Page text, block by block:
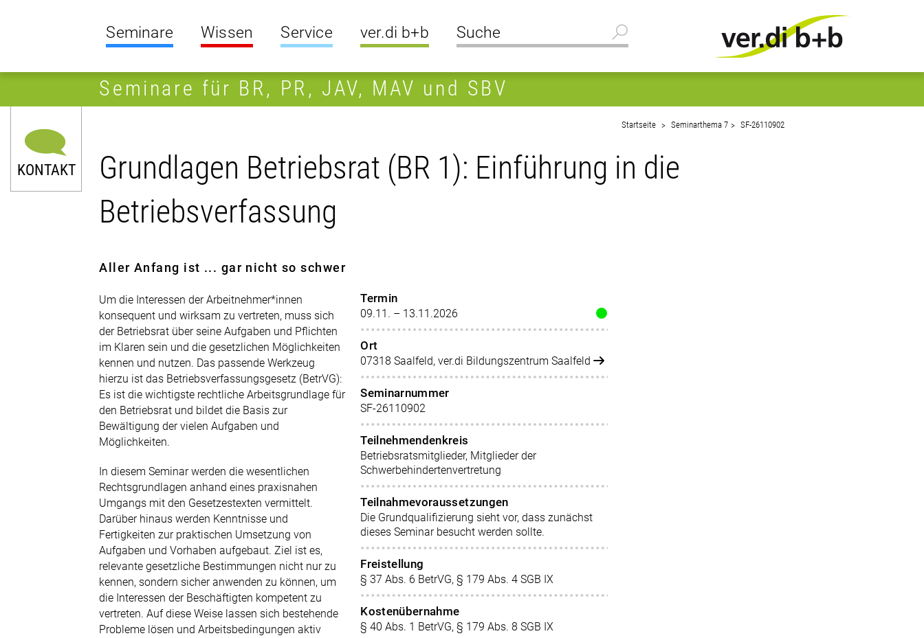
Seminare Wissen Service ver.di b+b
Seminare für BR, PR, JAV, MAV und SBV
KONTAKT
Tel. 03671 5510-0
E-Mail senden
Startseite Seminarthema 7 SF-26110902
Grundlagen Betriebsrat (BR 1): Einführung in die
Betriebsverfassung
Aller Anfang ist ... gar nicht so schwer
Um die Interessen der Arbeitnehmer*innen
konsequent und wirksam zu vertreten, muss sich
der Betriebsrat über seine Aufgaben und Pflichten
im Klaren sein und die gesetzlichen Möglichkeiten
kennen und nutzen. Das passende Werkzeug
hierzu ist das Betriebsverfassungsgesetz (BetrVG):
Es ist die wichtigste rechtliche Arbeitsgrundlage für
den Betriebsrat und bildet die Basis zur
Bewältigung der vielen Aufgaben und
Möglichkeiten.
In diesem Seminar werden die wesentlichen
Rechtsgrundlagen anhand eines praxisnahen
Umgangs mit den Gesetzestexten vermittelt.
Darüber hinaus werden Kenntnisse und
Fertigkeiten zur praktischen Umsetzung von
Aufgaben und Vorhaben aufgebaut. Ziel ist es,
relevante gesetzliche Bestimmungen nicht nur zu
kennen, sondern sicher anwenden zu können, um
die Interessen der Beschäftigten kompetent zu
vertreten. Auf diese Weise lassen sich bestehende
Probleme lösen und Arbeitsbedingungen aktiv
Termin
09.11. – 13.11.2026
Ort
07318 Saalfeld, ver.di Bildungszentrum Saalfeld
Seminarnummer
SF-26110902
Teilnehmendenkreis
Betriebsratsmitglieder, Mitglieder der
Schwerbehindertenvertretung
Teilnahmevoraussetzungen
Die Grundqualifizierung sieht vor, dass zunächst
dieses Seminar besucht werden sollte.
Freistellung
§ 37 Abs. 6 BetrVG, § 179 Abs. 4 SGB IX
Kostenübernahme
§ 40 Abs. 1 BetrVG, § 179 Abs. 8 SGB IX